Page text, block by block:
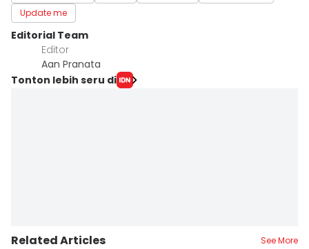
Update me
Editorial Team
Editor
Aan Pranata
Tonton lebih seru di
Related Articles See More